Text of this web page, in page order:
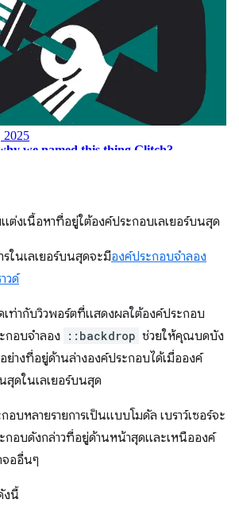
ต่งเนื้อหาที่อยู่ใต้องค์ประกอบเลเยอร์บนสุด
ในเลเยอร์บนสุดจะมีองค์ประกอบจำลอง
วด์
ท่ากับวิวพอร์ตที่แสดงผลใต้องค์ประกอบ
กอบจำลอง
::backdrop ช่วยให้คุณบดบัง
างที่อยู่ด้านล่างองค์ประกอบได้เมื่อองค์
ดในเลเยอร์บนสุด
บหลายรายการเป็นแบบโมดัล เบราว์เซอร์จะ
กอบดังกล่าวที่อยู่ด้านหน้าสุดและเหนือองค์
ออื่นๆ
งนี้